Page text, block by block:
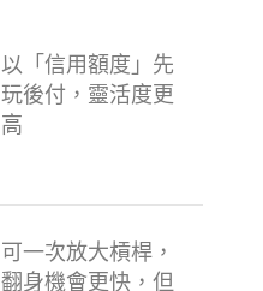
以「信用額度」先
玩後付，靈活度更
高
可一次放大槓桿，
翻身機會更快，但